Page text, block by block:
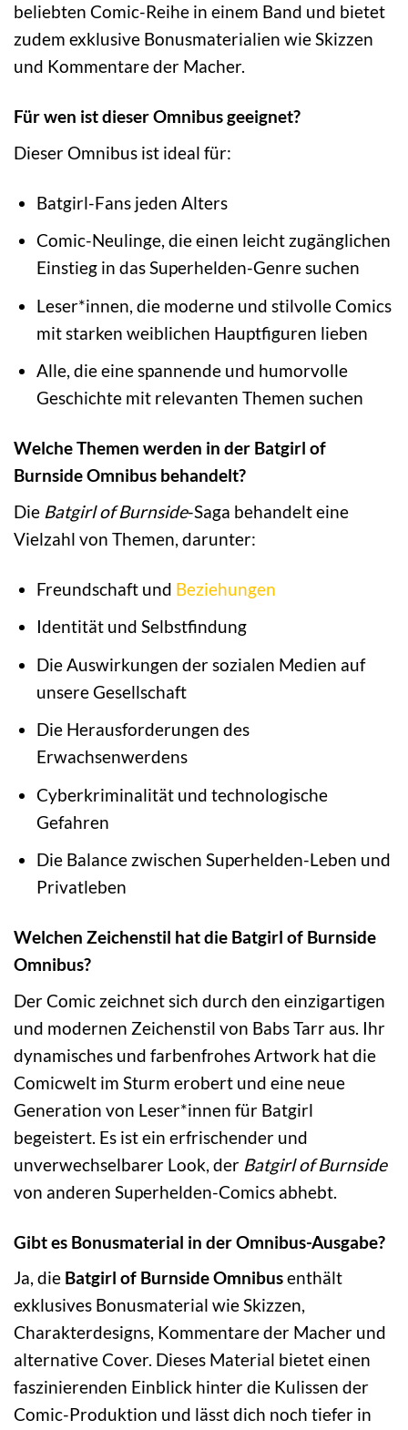
beliebten Comic-Reihe in einem Band und bietet
zudem exklusive Bonusmaterialien wie Skizzen
und Kommentare der Macher.
Für wen ist dieser Omnibus geeignet?
Dieser Omnibus ist ideal für:
Batgirl-Fans jeden Alters
Comic-Neulinge, die einen leicht zugänglichen
Einstieg in das Superhelden-Genre suchen
Leser*innen, die moderne und stilvolle Comics
mit starken weiblichen Hauptfiguren lieben
Alle, die eine spannende und humorvolle
Geschichte mit relevanten Themen suchen
Welche Themen werden in der Batgirl of
Burnside Omnibus behandelt?
Die Batgirl of Burnside-Saga behandelt eine
Vielzahl von Themen, darunter:
Freundschaft und Beziehungen
Identität und Selbstfindung
Die Auswirkungen der sozialen Medien auf
unsere Gesellschaft
Die Herausforderungen des
Erwachsenwerdens
Cyberkriminalität und technologische
Gefahren
Die Balance zwischen Superhelden-Leben und
Privatleben
Welchen Zeichenstil hat die Batgirl of Burnside
Omnibus?
Der Comic zeichnet sich durch den einzigartigen
und modernen Zeichenstil von Babs Tarr aus. Ihr
dynamisches und farbenfrohes Artwork hat die
Comicwelt im Sturm erobert und eine neue
Generation von Leser*innen für Batgirl
begeistert. Es ist ein erfrischender und
unverwechselbarer Look, der Batgirl of Burnside
von anderen Superhelden-Comics abhebt.
Gibt es Bonusmaterial in der Omnibus-Ausgabe?
Ja, die Batgirl of Burnside Omnibusenthält
exklusives Bonusmaterial wie Skizzen,
Charakterdesigns, Kommentare der Macher und
alternative Cover. Dieses Material bietet einen
faszinierenden Einblick hinter die Kulissen der
Comic-Produktion und lässt dich noch tiefer in